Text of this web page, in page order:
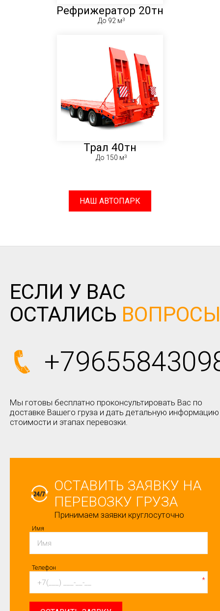
Рефрижератор 20тн
До 92 м
Трал 40тн
До 150 м
НАШ АВТОПАРК
ЕСЛИ У ВАС
ОСТАЛИСЬ
Мы готовы бесплатно проконсультировать Вас по
доставке Вашего груза и дать детальную
стоимости и этапах перевозки.
ОСТАВИТЬ ЗАЯВКУ НА
ПЕРЕВОЗКУ ГРУЗА
Принимаем заявки круглосуточно
Имя
Телефон
*